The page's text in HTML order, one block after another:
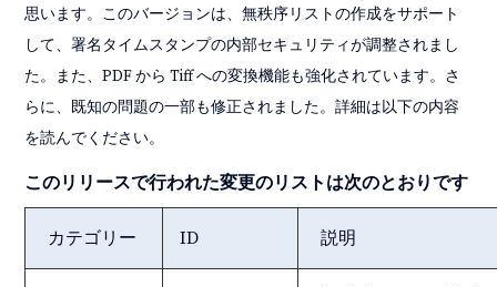
思います。このバージョンは、無秩序リストの作成をサポート
して、署名タイムスタンプの内部セキュリティが調整されまし
た。また、PDF から Tiff への変換機能も強化されています。さ
らに、既知の問題の一部も修正されました。詳細は以下の内容
を読んでください。
このリリースで行われた変更のリストは次のとおりです
カテゴリー ID 説明